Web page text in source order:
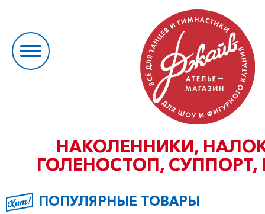
НАКОЛЕННИКИ,
ГОЛЕНОСТОП, СУППОРТ,
ПОПУЛЯРНЫЕ ТОВАРЫ